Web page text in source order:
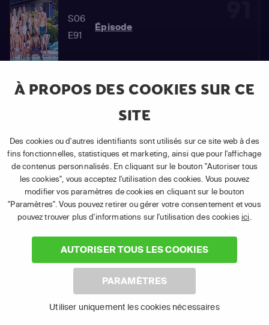
À PROPOS DES COOKIES SUR CE
SITE
Des cookies ou d'autres identifiants sont utilisés sur ce site web à des
fins fonctionnelles, statistiques et marketing, ainsi que pour l'affichage
de contenus personnalisés. En cliquant sur le bouton "Autoriser tous
les cookies", vous acceptez l'utilisation des cookies. Vous pouvez
modifier vos paramètres de cookies en cliquant sur le bouton
"Paramètres". Vous pouvez retirer ou gérer votre consentement et vous
pouvez trouver plus d'informations sur l'utilisation des cookies ici
AUTORISER TOUS LES COOKIES
PARAMÈTRES
Utiliser uniquement les cookies nécessaires
S06
E91
Épisode
92
Épisode
93
S06
E93
Épisode
94
S06
Épisode